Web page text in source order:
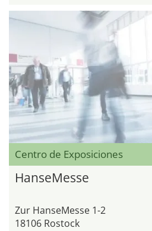
Centro de Exposiciones
HanseMesse
Zur HanseMesse 1-2
18106 Rostock